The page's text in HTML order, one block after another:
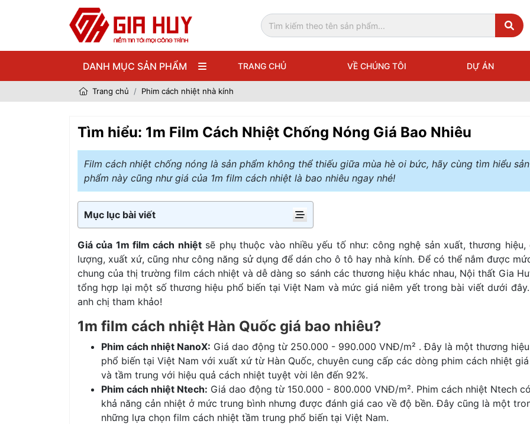
DANH MỤC SẢN PHẨM TRANG CHỦ VỀ CHÚNG TÔI DỰ ÁN
Trang chủ Phim cách nhiệt nhà kính
Tìm hiểu: 1m Film Cách Nhiệt Chống Nóng Giá Bao Nhiêu
Film cách nhiệt chống nóng là sản phẩm không thể thiếu giữa mùa hè oi bức, hãy cùng tìm hiểu sản
phẩm này cũng như giá của 1m film cách nhiệt là bao nhiêu ngay nhé!
Mục lục bài viết
Giá của 1m film cách nhiệtsẽ phụ thuộc vào nhiều yếu tố như: công nghệ sản xuất, thương hiệu,
lượng, xuất xứ, cũng như công năng sử dụng để dán cho ô tô hay nhà kính. Để có thể nắm được
chung của thị trường film cách nhiệt và dễ dàng so sánh các thương hiệu khác nhau, Nội thất Gia
tổng hợp lại một số thương hiệu phổ biến tại Việt Nam và mức giá niêm yết trong bài viết dưới
anh chị tham khảo!
1m film cách nhiệt Hàn Quốc giá bao nhiêu?
Phim cách nhiệt NanoX: Giá dao động từ 250.000 - 990.000 VNĐ/m² . Đây là một thương hiệu
phổ biến tại Việt Nam với xuất xứ từ Hàn Quốc, chuyên cung cấp các dòng phim cách nhiệt
và tầm trung với hiệu quả cách nhiệt tuyệt vời lên đến 92%.
Phim cách nhiệt Ntech: Giá dao động từ 150.000 - 800.000 VNĐ/m². Phim cách nhiệt Ntech có
khả năng cản nhiệt ở mức trung bình nhưng được đánh giá cao về độ bền. Đây cũng là một
những lựa chọn film cách nhiệt tầm trung phổ biến tại Việt Nam.